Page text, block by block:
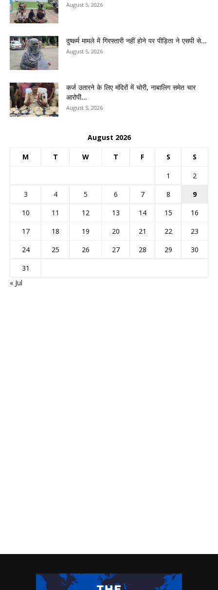
August 5, 2026
दुष्कर्म मामले में गिरफ्तारी नहीं होने पर पीड़िता ने एसपी से...
August 5, 2026
कर्ज उतारने के लिए मंदिरों में चोरी, नाबालिग समेत चार
आरोपी...
August 5, 2026
August 2026
M T W T F S S
1
2
3
4 5 6 7 8
9
10
11 12 13 14 15
16
17
18 19 20 21 22
23
24
25 26 27 28 29
30
31
« Jul